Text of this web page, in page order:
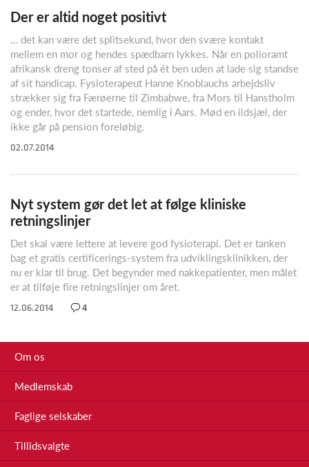
Der er altid noget positivt
… det kan være det splitsekund, hvor den svære kontakt
mellem en mor og hendes spædbarn lykkes. Når en polioramt
afrikansk dreng tonser af sted på ét ben uden at lade sig standse
af sit handicap. Fysioterapeut Hanne Knoblauchs arbejdsliv
strækker sig fra Færøerne til Zimbabwe, fra Mors til Hanstholm
og ender, hvor det startede, nemlig i Aars. Mød en ildsjæl, der
ikke går på pension foreløbig.
02.07.2014
Nyt system gør det let at følge kliniske
retningslinjer
Det skal være lettere at levere god fysioterapi. Det er tanken
bag et gratis certificerings-system fra udviklingsklinikken, der
nu er klar til brug. Det begynder med nakkepatienter, men målet
er at tilføje fire retningslinjer om året.
12.06.2014 4
Om os
Medlemskab
Faglige selskaber
Tillidsvalgte